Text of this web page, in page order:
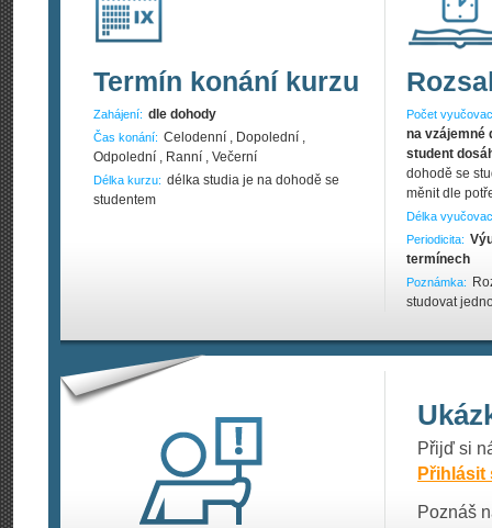
Termín konání kurzu
Zahájení: dle dohody
Čas konání: Celodenní , Dopolední ,
Odpolední , Ranní , Večerní
Délka kurzu: délka studia je na dohodě se
studentem
Počet
na vzájemné
student
dohodě se
měnit dle
Délka
Periodicita:
termínech
Poznámka:
studovat
Přijď si
Přihlásit
Poznáš